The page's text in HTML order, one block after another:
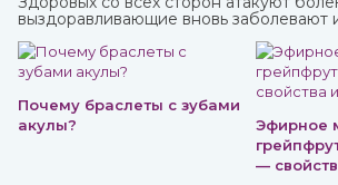
выздоравливающие вновь заболевают
Почему браслеты с зубами
акулы?
Эфирное
—